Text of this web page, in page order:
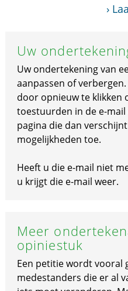
›
Uw
Uw ondertekening van
aanpassen of
door opnieuw te klikken
toestuurden in de e-
pagina die dan
mogelijkheden toe.
Heeft u die e-mail niet
u krijgt die e-mail weer.
Meer
opiniestuk
Een petitie wordt vooral
medestanders die er al